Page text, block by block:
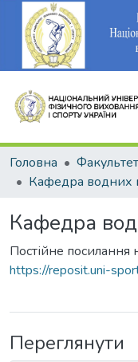
Головна
Кафедра
Постійне посилання
https://reposit.uni-
Переглянути